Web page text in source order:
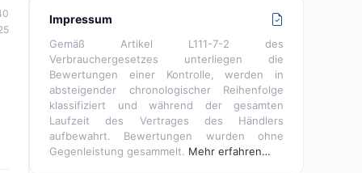
Impressum
Gemäß Artikel L111-7-2 des
Verbrauchergesetzes unterliegen die
Bewertungen einer Kontrolle, werden in
absteigender chronologischer Reihenfolge
klassifiziert und während der gesamten
Laufzeit des Vertrages des Händlers
aufbewahrt. Bewertungen wurden ohne
Gegenleistung gesammelt. Mehr erfahren…